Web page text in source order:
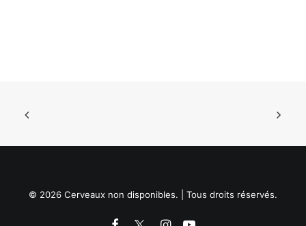
© 2026 Cerveaux non disponibles. | Tous droits réservés.